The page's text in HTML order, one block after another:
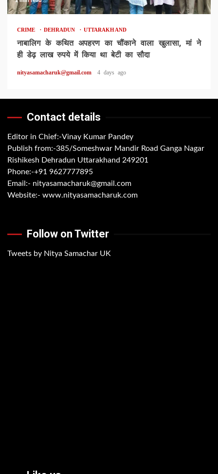
CRIME DEHRADUN UTTARAKHAND
नाबालिग के कथित अपहरण का चौंकाने वाला खुलासा, मां ने
ही डेढ़ लाख रुपये में किया था बेटी का सौदा
nityasamacharuk@gmail.com 4 days ago
Contact details
Editor in Chief:-Vinay Kumar Pandey
Publish from:-385/Someshwar Mandir Road Ganga Nagar
Rishikesh Dehradun Uttarakhand 249201
Phone:-+91 9627777895
Email:- nityasamacharuk@gmail.com
Website:- www.nityasamacharuk.com
Follow on Twitter
Tweets by Nitya Samachar UK